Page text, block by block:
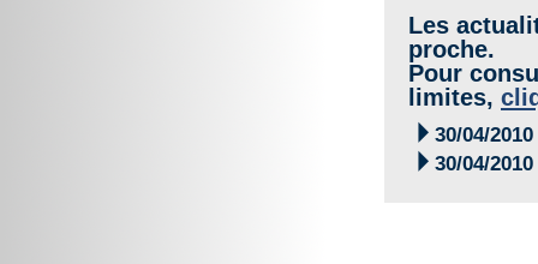
Les
proche.
Pour
limites,
 30/04/2010
 30/04/2010